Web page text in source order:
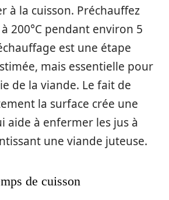
à la cuisson. Préchauffez
à 200°C pendant environ 5
est une étape
mais essentielle pour
de la viande. Le fait de
la surface crée une
aide à enfermer les jus à
une viande juteuse.
de cuisson